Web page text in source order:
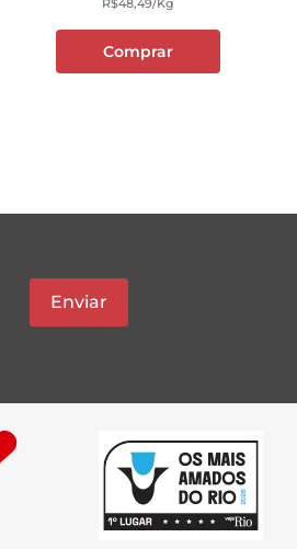
R$48,49/kg
Comprar
Enviar